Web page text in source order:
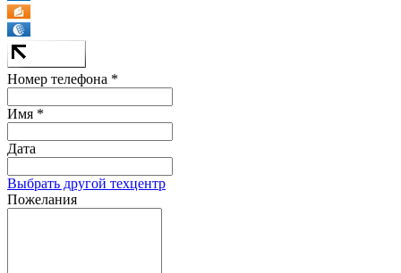
Номер телефона *
Имя *
Дата
Выбрать другой техцентр
Пожелания